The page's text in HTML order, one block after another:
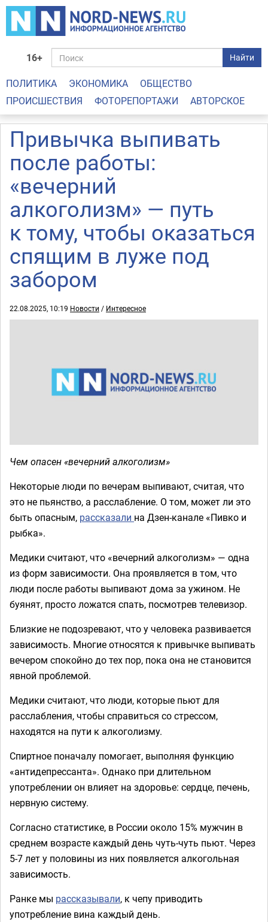
16+ Найти
ПОЛИТИКА ЭКОНОМИКА
ОБЩЕСТВО
ПРОИСШЕСТВИЯ
ФОТОРЕПОРТАЖИ АВТОРСКОЕ
Привычка выпивать
после работы:
«вечерний
алкоголизм» — путь
к тому, чтобы оказаться
спящим в луже под
забором
22.08.2025, 10:19 Новости / Интересное
Чем опасен «вечерний алкоголизм»
Некоторые люди по вечерам выпивают, считая, что
это не пьянство, а расслабление. О том, может ли это
быть опасным, рассказали на Дзен-канале «Пивко и
рыбка».
Медики считают, что «вечерний алкоголизм» — одна
из форм зависимости. Она проявляется в том, что
люди после работы выпивают дома за ужином. Не
буянят, просто ложатся спать, посмотрев телевизор.
Близкие не подозревают, что у человека развивается
зависимость. Многие относятся к привычке выпивать
вечером спокойно до тех пор, пока она не становится
явной проблемой.
Медики считают, что люди, которые пьют для
расслабления, чтобы справиться со стрессом,
находятся на пути к алкоголизму.
Спиртное поначалу помогает, выполняя функцию
«антидепрессанта». Однако при длительном
употреблении он влияет на здоровье: сердце, печень,
нервную систему.
Согласно статистике, в России около 15% мужчин в
среднем возрасте каждый день чуть-чуть пьют. Через
5-7 лет у половины из них появляется алкогольная
зависимость.
Ранке мы рассказывали, к чепу приводить
употребление вина каждый день.